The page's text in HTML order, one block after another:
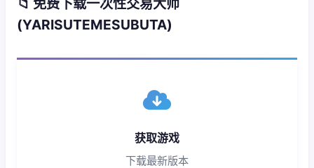
(YARISUTEMESUBUTA)
获取游戏
下载最新版本